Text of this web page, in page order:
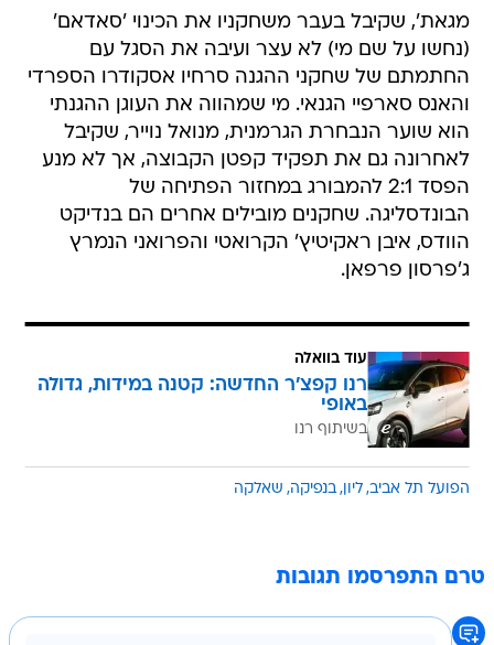
מגאת', שקיבל בעבר משחקניו את הכינוי 'סאדאם'
(נחשו על שם מי) לא עצר ועיבה את הסגל עם
החתמתם של שחקני ההגנה סרחיו אסקודרו הספרדי
והאנס סארפיי הגנאי. מי שמהווה את העוגן ההגנתי
הוא שוער הנבחרת הגרמנית, מנואל נוייר, שקיבל
לאחרונה גם את תפקיד קפטן הקבוצה, אך לא מנע
הפסד 2:1 להמבורג במחזור הפתיחה של
הבונדסליגה. שחקנים מובילים אחרים הם בנדיקט
הוודס, איבן ראקיטיץ' הקרואטי והפרואני הנמרץ
ג'פרסון פרפאן.
עוד בוואלה
רנו קפצ'ר החדשה: קטנה במידות, גדולה
באופי
בשיתוף רנו
הפועל תל אביב ליון בנפיקה שאלקה
טרם התפרסמו תגובות